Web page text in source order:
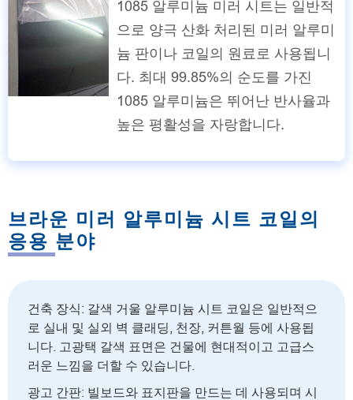
1085 알루미늄 미러 시트는 일반적
으로 양극 산화 처리된 미러 알루미
늄 판이나 코일의 원료로 사용됩니
다. 최대 99.85%의 순도를 가진
1085 알루미늄은 뛰어난 반사율과
높은 평활성을 자랑합니다.
브라운 미러 알루미늄 시트 코일의
응용 분야
건축 장식: 갈색 거울 알루미늄 시트 코일은 일반적으
로 실내 및 실외 벽 클래딩, 천장, 커튼월 등에 사용됩
니다. 고광택 갈색 표면은 건물에 현대적이고 고급스
러운 느낌을 더할 수 있습니다.
광고 간판: 빌보드와 표지판을 만드는 데 사용되며 시